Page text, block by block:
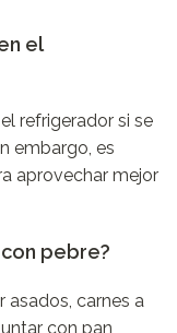
el
refrigerador si se
embargo, es
aprovechar mejor
pebre?
asados, carnes a
con pan